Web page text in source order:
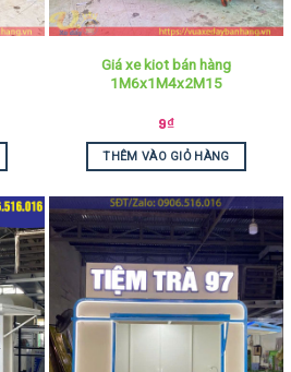
Giá xe kiot bán hàng
1M6x1M4x2M15
9₫
THÊM VÀO GIỎ HÀNG